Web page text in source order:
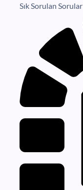
Sık Sorulan Sorular